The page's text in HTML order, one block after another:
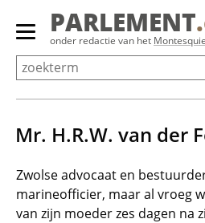
Overslaan
Primair
menu
tonen/verbergen
PARLEMENT
onder redactie van het
Mr. H.R.W. van der
Zwolse advocaat en
marineofficier, maar al vroeg
van zijn moeder zes dagen na